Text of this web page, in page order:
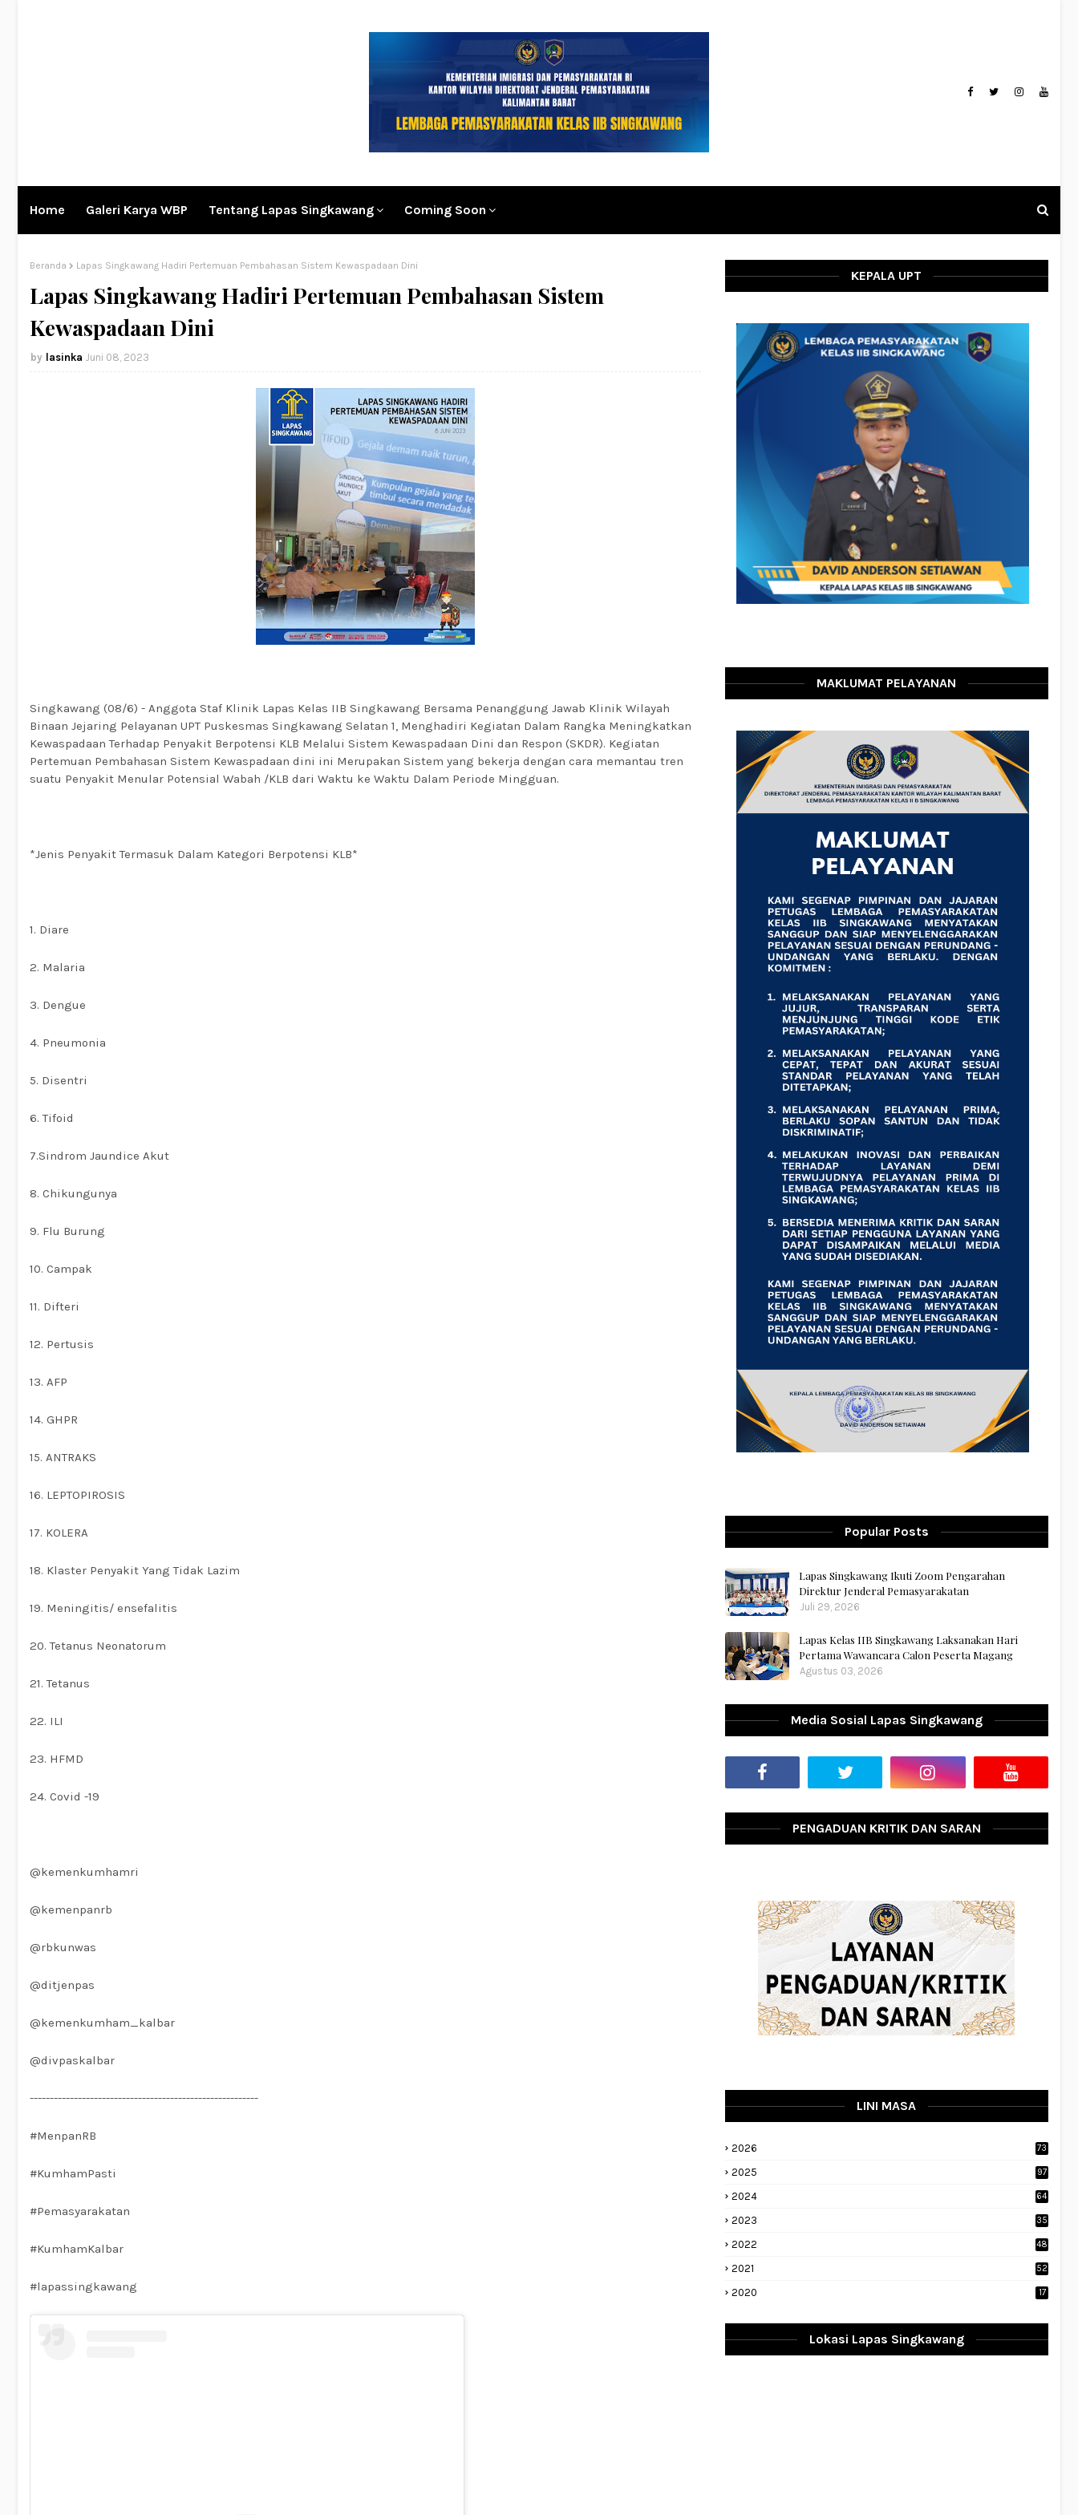
Home Galeri Karya WBP Tentang Lapas Singkawang Coming Soon
Beranda Lapas Singkawang Hadiri Pertemuan Pembahasan Sistem Kewaspadaan Dini
Lapas Singkawang Hadiri Pertemuan Pembahasan Sistem
Kewaspadaan Dini
lasinka Juni 08, 2023
Singkawang (08/6) - Anggota Staf Klinik Lapas Kelas IIB Singkawang Bersama Penanggung Jawab Klinik Wilayah
Binaan Jejaring Pelayanan UPT Puskesmas Singkawang Selatan 1, Menghadiri Kegiatan Dalam Rangka Meningkatkan
Kewaspadaan Terhadap Penyakit Berpotensi KLB Melalui Sistem Kewaspadaan Dini dan Respon (SKDR). Kegiatan
Pertemuan Pembahasan Sistem Kewaspadaan dini ini Merupakan Sistem yang bekerja dengan cara memantau tren
suatu Penyakit Menular Potensial Wabah /KLB dari Waktu ke Waktu Dalam Periode Mingguan.
*Jenis Penyakit Termasuk Dalam Kategori Berpotensi KLB*
1. Diare
2. Malaria
3. Dengue
4. Pneumonia
5. Disentri
6. Tifoid
7.Sindrom Jaundice Akut
8. Chikungunya
9. Flu Burung
10. Campak
11. Difteri
12. Pertusis
13. AFP
14. GHPR
15. ANTRAKS
16. LEPTOPIROSIS
17. KOLERA
18. Klaster Penyakit Yang Tidak Lazim
19. Meningitis/ ensefalitis
20. Tetanus Neonatorum
21. Tetanus
22. ILI
23. HFMD
24. Covid -19
@kemenkumhamri
@kemenpanrb
@rbkunwas
@ditjenpas
@kemenkumham_kalbar
@divpaskalbar
---------------------------------------------------------
#MenpanRB
#KumhamPasti
#Pemasyarakatan
#KumhamKalbar
#lapassingkawang
KEPALA UPT
MAKLUMAT PELAYANAN
Popular Posts
Lapas Singkawang Ikuti Zoom Pengarahan
Direktur Jenderal Pemasyarakatan
Juli 29, 2026
Lapas Kelas IIB Singkawang Laksanakan Hari
Pertama Wawancara Calon Peserta Magang
Agustus 03, 2026
Media Sosial Lapas Singkawang
PENGADUAN KRITIK DAN SARAN
LINI MASA
2026 73
2025 97
2024 64
2023
35
2022
48
2021 52
2020 17
Lokasi Lapas Singkawang